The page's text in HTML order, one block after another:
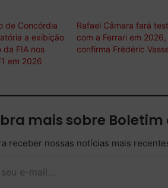
de Concórdia
a exibição
da FIA nos
em 2026
Rafael Câmara fará
com a Ferrari em 2026,
confirma Frédéric
mais sobre
receber nossas notícias mais